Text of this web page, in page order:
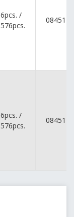
6pcs. /
576pcs.
6pcs. /
576pcs.